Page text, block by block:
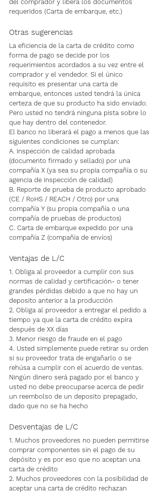
del comprador y libera los documentos
requeridos (Carta de embarque, etc.)
Otras sugerencias
La eficiencia de la carta de crédito como
forma de pago se decide por los
requerimientos acordados a su vez entre el
comprador y el vendedor. Si el único
requisito es presentar una carta de
embarque, entonces usted tendrá la única
certeza de que su producto ha sido enviado.
Pero usted no tendrá ninguna pista sobre lo
que hay dentro del contenedor.
El banco no liberará el pago a menos que las
siguientes condiciones se cumplan:
A. Inspección de calidad aprobada
(documento firmado y sellado) por una
compañía X (ya sea su propia compañía o su
agencia de inspección de calidad)
B. Reporte de prueba de producto aprobado
(CE / RoHS / REACH / Otro) por una
compañía Y (su propia compañía o una
compañía de pruebas de productos)
C. Carta de embarque expedido por una
compañía Z (compañía de envíos)
Ventajas de L/C
1. Obliga al proveedor a cumplir con sus
normas de calidad y certificación- o tener
grandes pérdidas debido a que no hay un
deposito anterior a la producción
2. Obliga al proveedor a entregar el pedido a
tiempo ya que la carta de crédito expira
después de XX días
3. Menor riesgo de fraude en el pago
4. Usted simplemente puede retirar su orden
si su proveedor trata de engañarlo o se
rehúsa a cumplir con el acuerdo de ventas.
Ningún dinero será pagado por el banco y
usted no debe preocuparse acerca de pedir
un reembolso de un deposito prepagado,
dado que no se ha hecho
Desventajas de L/C
1. Muchos proveedores no pueden permitirse
comprar componentes sin el pago de su
depósito y es por eso que no aceptan una
carta de crédito
2. Muchos proveedores con la posibilidad de
aceptar una carta de crédito rechazan